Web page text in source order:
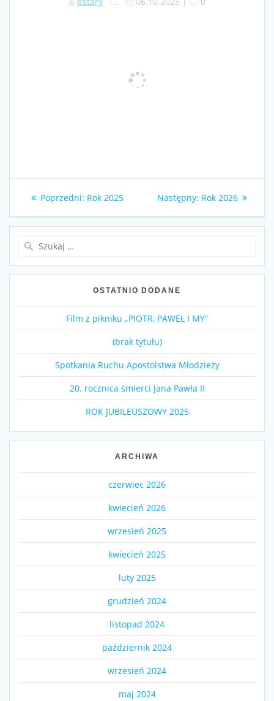
Nawigacja
wpisu
Poprzedni: Poprzedni
Rok 2025 Następny: Następny
Rok 2026
OSTATNIO DODANE
Film z pikniku „PIOTR, PAWEŁ I MY”
(brak tytułu)
Spotkania Ruchu Apostolstwa Młodzieży
20. rocznica śmierci Jana Pawła II
ROK JUBILEUSZOWY 2025
ARCHIWA
czerwiec 2026
kwiecień 2026
wrzesień 2025
kwiecień 2025
luty 2025
grudzień 2024
listopad 2024
październik 2024
wrzesień 2024
maj 2024